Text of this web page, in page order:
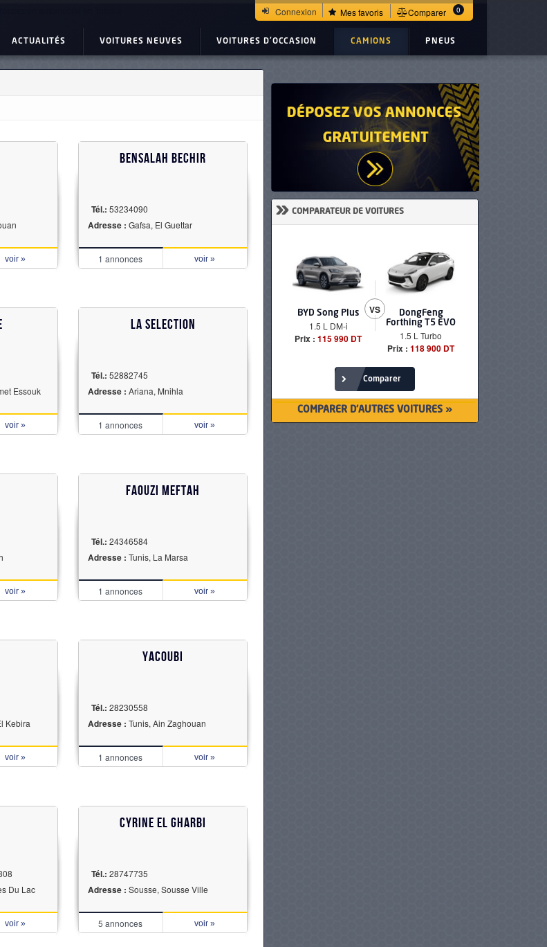
Connexion Mes favoris Comparer 0
ACTUALITÉS VOITURES NEUVES VOITURES D'OCCASION CAMIONS PNEUS
voir »
Bensalah bechir
Tél.: 53234090
Adresse : Gafsa, El Guettar
1 annonces voir »
Essouk
voir »
La Selection
Tél.: 52882745
Adresse : Ariana, Mnihla
1 annonces voir »
voir »
Faouzi Meftah
Tél.: 24346584
Adresse : Tunis, La Marsa
1 annonces voir »
Kebira
voir »
Yacoubi
Tél.: 28230558
Adresse : Tunis, Ain Zaghouan
1 annonces voir »
Du Lac
voir »
cyrine el gharbi
Tél.: 28747735
Adresse : Sousse, Sousse Ville
5 annonces voir »
» COMPARATEUR DE VOITURES
BYD Song Plus
1.5 L DM-i
Prix : 115 990 DT
VS
DongFeng
Forthing T5 EVO
1.5 L Turbo
Prix : 118 900 DT
Comparer
COMPARER D'AUTRES VOITURES »